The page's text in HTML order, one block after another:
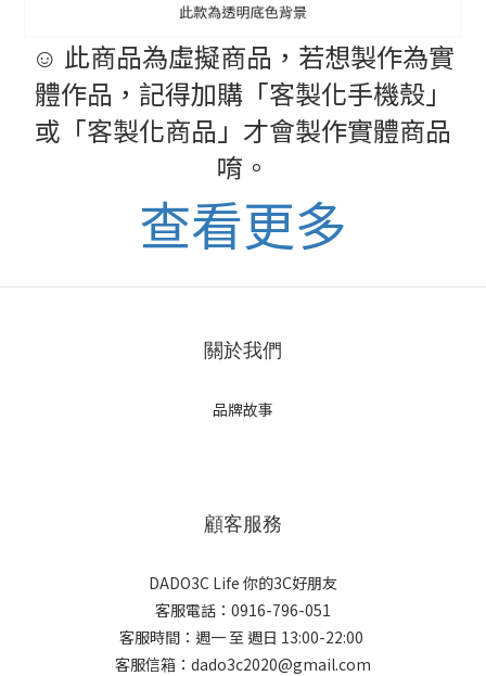
☺️ 此商品為虛擬商品，若想製作為實
體作品，記得加購「客製化手機殼」
或「客製化商品」才會製作實體商品
唷。
查看更多
關於我們
品牌故事
顧客服務
DADO3C Life 你的3C好朋友
客服電話：0916-796-051
客服時間：週一 至 週日 13:00-22:00
客服信箱：dado3c2020@gmail.com